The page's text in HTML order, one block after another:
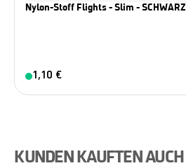
Nylon-Stoff Flights - Slim - SCHWARZ
1,10 €
KUNDEN KAUFTEN AUCH